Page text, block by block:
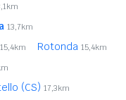
13,7km
15,4km Rotonda 15,4km
(CS) 17,3km